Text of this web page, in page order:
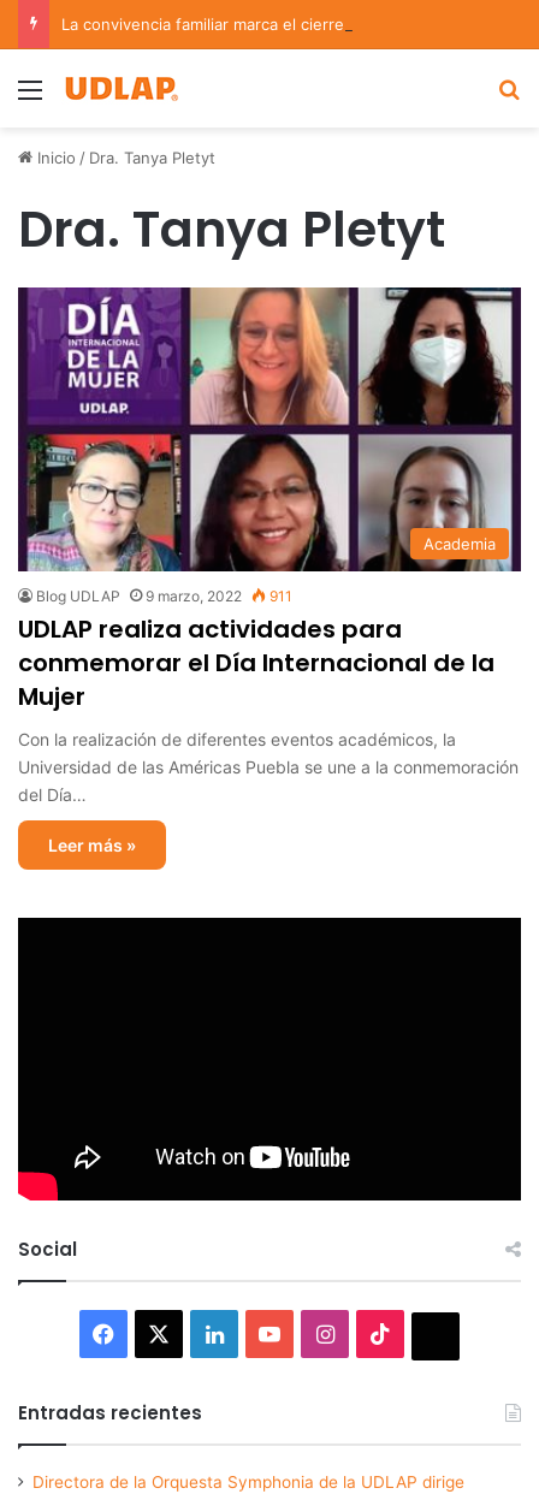
Menu
Inicio / Dra. Tanya Pletyt
Dra. Tanya Pletyt
Academia
Blog UDLAP 9 marzo, 2022 911
UDLAP realiza actividades para
conmemorar el Día Internacional de la
Mujer
Con la realización de diferentes eventos académicos, la
Universidad de las Américas Puebla se une a la conmemoración
del Día…
Leer más »
Social
Facebook LinkedInYouTubeInstagram
Entradas recientes
Directora de la Orquesta Symphonia de la UDLAP dirige